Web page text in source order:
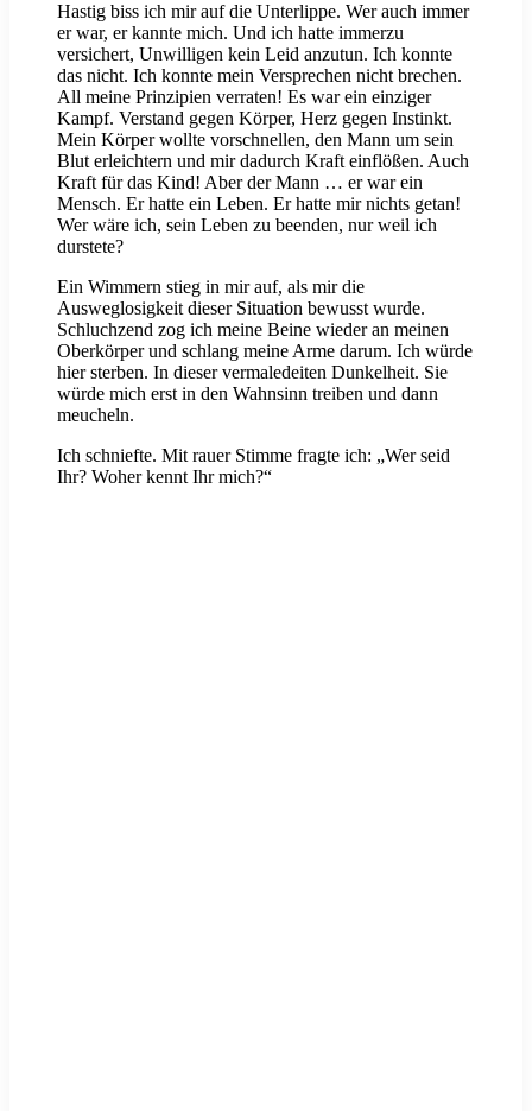
Hastig biss ich mir auf die Unterlippe. Wer auch immer
er war, er kannte mich. Und ich hatte immerzu
versichert, Unwilligen kein Leid anzutun. Ich konnte
das nicht. Ich konnte mein Versprechen nicht brechen.
All meine Prinzipien verraten! Es war ein einziger
Kampf. Verstand gegen Körper, Herz gegen Instinkt.
Mein Körper wollte vorschnellen, den Mann um sein
Blut erleichtern und mir dadurch Kraft einflößen. Auch
Kraft für das Kind! Aber der Mann … er war ein
Mensch. Er hatte ein Leben. Er hatte mir nichts getan!
Wer wäre ich, sein Leben zu beenden, nur weil ich
durstete?
Ein Wimmern stieg in mir auf, als mir die
Ausweglosigkeit dieser Situation bewusst wurde.
Schluchzend zog ich meine Beine wieder an meinen
Oberkörper und schlang meine Arme darum. Ich würde
hier sterben. In dieser vermaledeiten Dunkelheit. Sie
würde mich erst in den Wahnsinn treiben und dann
meucheln.
Ich schniefte. Mit rauer Stimme fragte ich: „Wer seid
Ihr? Woher kennt Ihr mich?“